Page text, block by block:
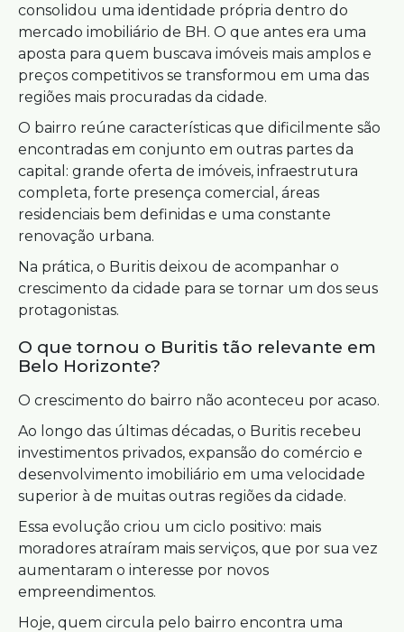
consolidou uma identidade própria dentro do
mercado imobiliário de BH. O que antes era uma
aposta para quem buscava imóveis mais amplos e
preços competitivos se transformou em uma das
regiões mais procuradas da cidade.
O bairro reúne características que dificilmente são
encontradas em conjunto em outras partes da
capital: grande oferta de imóveis, infraestrutura
completa, forte presença comercial, áreas
residenciais bem definidas e uma constante
renovação urbana.
Na prática, o Buritis deixou de acompanhar o
crescimento da cidade para se tornar um dos seus
protagonistas.
O que tornou o Buritis tão relevante em
Belo Horizonte?
O crescimento do bairro não aconteceu por acaso.
Ao longo das últimas décadas, o Buritis recebeu
investimentos privados, expansão do comércio e
desenvolvimento imobiliário em uma velocidade
superior à de muitas outras regiões da cidade.
Essa evolução criou um ciclo positivo: mais
moradores atraíram mais serviços, que por sua vez
aumentaram o interesse por novos
empreendimentos.
Hoje, quem circula pelo bairro encontra uma